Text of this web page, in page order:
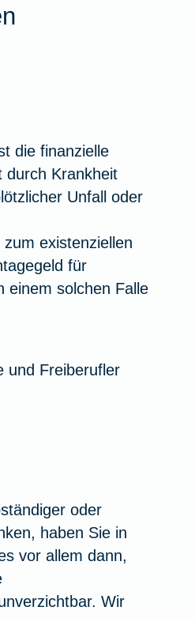
die finanzielle
durch Krankheit
Unfall oder
existenziellen
für
einem solchen Falle
und Freiberufler
oder
haben Sie in
vor allem dann,
Wir